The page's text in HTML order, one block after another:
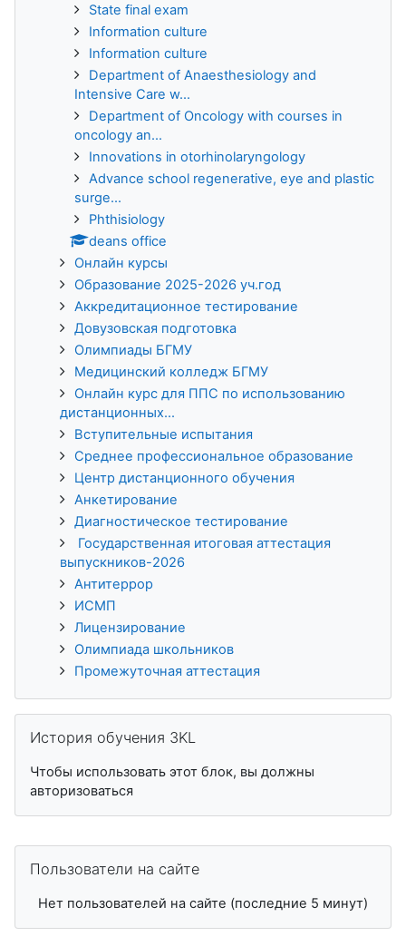
State final exam
Information culture
Information culture
Department of Anaesthesiology and
Intensive Care w...
Department of Oncology with courses in
oncology an...
Innovations in otorhinolaryngology
Advance school regenerative, eye and plastic
surge...
Phthisiology
deans office
Онлайн курсы
Образование 2025-2026 уч.год
Аккредитационное тестирование
Довузовская подготовка
Олимпиады БГМУ
Медицинский колледж БГМУ
Онлайн курс для ППС по использованию
дистанционных...
Вступительные испытания
Среднее профессиональное образование
Центр дистанционного обучения
Анкетирование
Диагностическое тестирование
Государственная итоговая аттестация
выпускников-2026
Антитеррор
ИСМП
Лицензирование
Олимпиада школьников
Промежуточная аттестация
История обучения 3KL
Чтобы использовать этот блок, вы должны
авторизоваться
Пользователи на сайте
Нет пользователей на сайте (последние 5 минут)